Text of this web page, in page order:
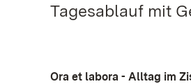
Tagesablauf mit
Ora et labora - Alltag im